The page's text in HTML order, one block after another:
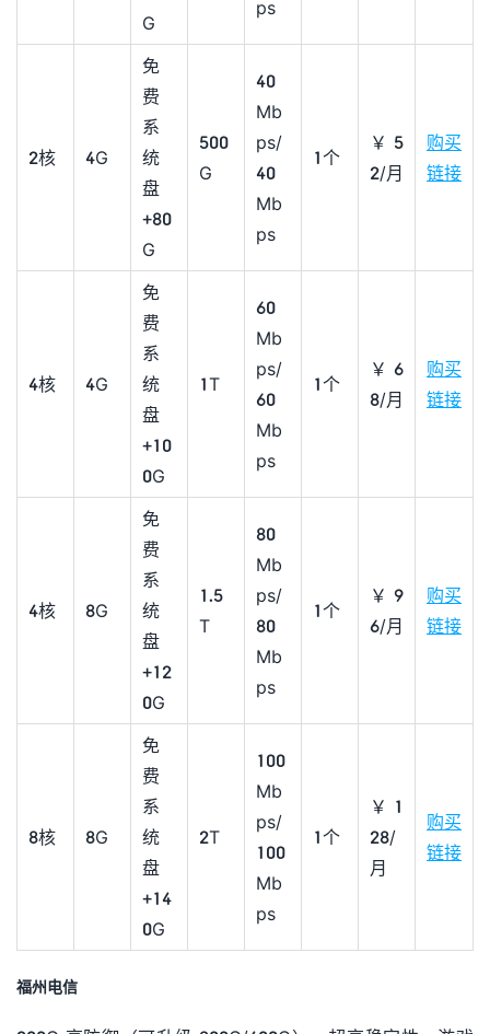
G
ps
2核 4G
免
费
系
统
盘
+80
G
500
G
40
Mb
ps/
40
Mb
ps
1个
￥5
2/月
购买
链接
4核 4G
免
费
系
统
盘
+10
0G
1T
60
Mb
ps/
60
Mb
ps
1个
￥6
8/月
购买
链接
4核 8G
免
费
系
统
盘
+12
0G
1.5
T
80
Mb
ps/
80
Mb
ps
1个
￥9
6/月
购买
链接
8核 8G
免
费
系
统
盘
+14
0G
2T
100
Mb
ps/
100
Mb
ps
1个
￥1
28/
月
购买
链接
福州电信